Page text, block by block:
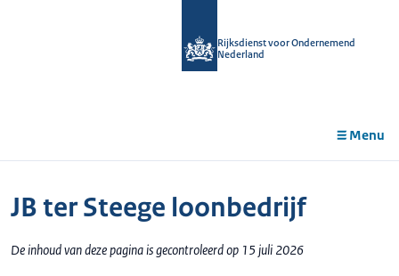
Rijksdienst voor Ondernemend
Nederland
Menu
JB ter Steege loonbedrijf
De inhoud van deze pagina is gecontroleerd op 15 juli 2026